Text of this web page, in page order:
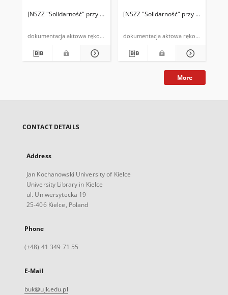
[NSZZ "Solidarność" przy Inspektoracie PZU w Kazimierzy Wielkiej]
dokumentacja aktowa rękopis
[NSZZ "Solidarność" przy
dokumentacja aktowa rękopis
More
CONTACT DETAILS
Address
Jan Kochanowski University of Kielce
University Library in Kielce
ul. Uniwersytecka 19
25-406 Kielce, Poland
Phone
(+48) 41 349 71 55
E-Mail
buk@ujk.edu.pl